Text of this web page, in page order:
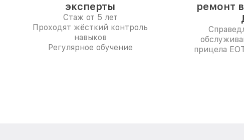
эксперты
Стаж от 5 лет
Проходят жёсткий контроль
навыков
Регулярное обучение
ремонт
прицела